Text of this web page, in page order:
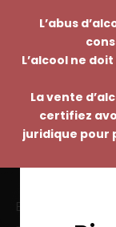
L’abus
L’alcool ne
La vente
certifiez
juridique pour
EMMANUEL NASTI